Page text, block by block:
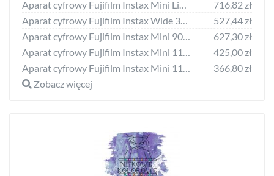
Aparat cyfrowy Fujifilm Instax Mini LiPlay czarny
716,82 zł
Aparat cyfrowy Fujifilm Instax Wide 300 biały
527,44 zł
Aparat cyfrowy Fujifilm Instax Mini 90 Neo Classic brązowy
627,30 zł
Aparat cyfrowy Fujifilm Instax Mini 11 niebieski
425,00 zł
Aparat cyfrowy Fujifilm Instax Mini 11 niebieski
366,80 zł
Zobacz więcej